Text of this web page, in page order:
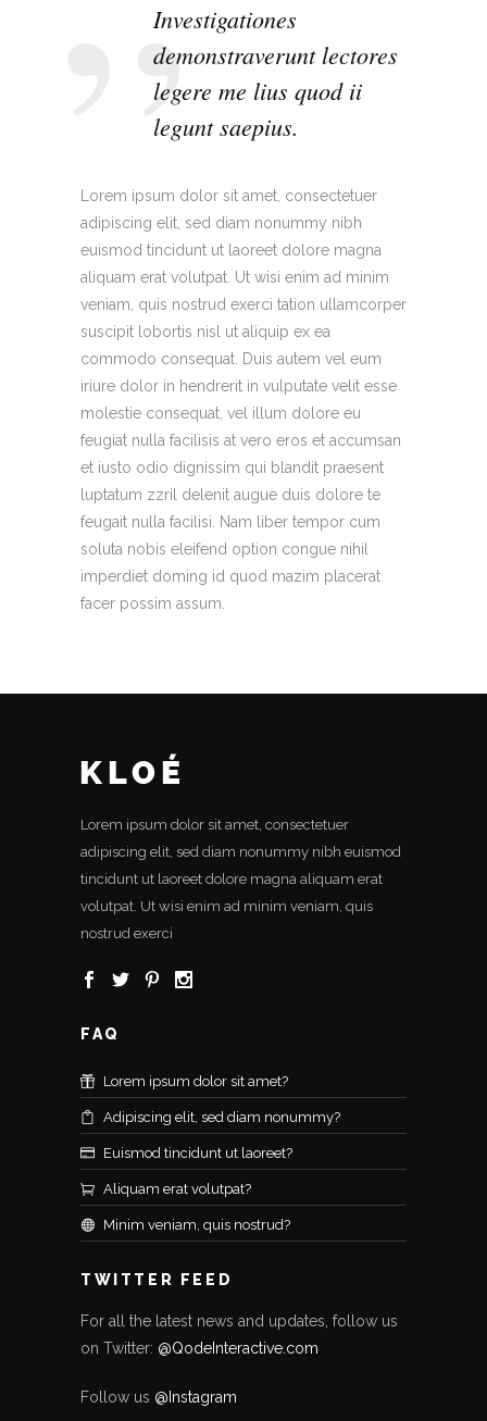
Investigationes
demonstraverunt lectores
legere me lius quod ii
legunt saepius.
Lorem ipsum dolor sit amet, consectetuer
adipiscing elit, sed diam nonummy nibh
euismod tincidunt ut laoreet dolore magna
aliquam erat volutpat. Ut wisi enim ad minim
veniam, quis nostrud exerci tation ullamcorper
suscipit lobortis nisl ut aliquip ex ea
commodo consequat. Duis autem vel eum
iriure dolor in hendrerit in vulputate velit esse
molestie consequat, vel illum dolore eu
feugiat nulla facilisis at vero eros et accumsan
et iusto odio dignissim qui blandit praesent
luptatum zzril delenit augue duis dolore te
feugait nulla facilisi. Nam liber tempor cum
soluta nobis eleifend option congue nihil
imperdiet doming id quod mazim placerat
facer possim assum.
Lorem ipsum dolor sit amet, consectetuer
adipiscing elit, sed diam nonummy nibh euismod
tincidunt ut laoreet dolore magna aliquam erat
volutpat. Ut wisi enim ad minim veniam, quis
nostrud exerci
FAQ
Lorem ipsum dolor sit amet?
Adipiscing elit, sed diam nonummy?
Euismod tincidunt ut laoreet?
Aliquam erat volutpat?
Minim veniam, quis nostrud?
TWITTER FEED
For all the latest news and updates, follow us
on Twitter: @QodeInteractive.com
Follow us @Instagram